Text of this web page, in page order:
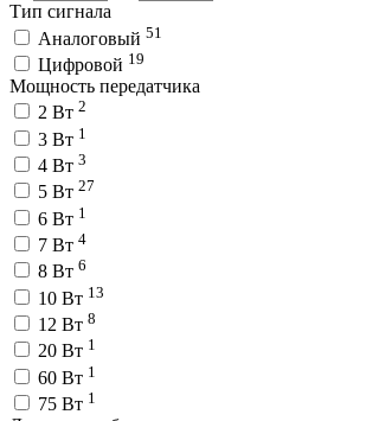
Тип сигнала
Аналоговый 51
Цифровой 19
Мощность передатчика
2 Вт 2
3 Вт 1
4 Вт 3
5 Вт 27
6 Вт 1
7 Вт 4
8 Вт 6
10 Вт 13
12 Вт 8
20 Вт 1
60 Вт 1
75 Вт 1